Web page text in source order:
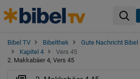
Bibel TV Bibelthek Gute Nachricht Bibel
Kapitel 4
Vers 45
2. Makkabäer 4, Vers 45